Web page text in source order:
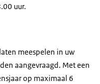
uur.
meespelen in uw
aangevraagd. Met een
op maximaal 6